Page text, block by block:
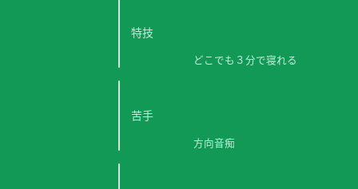
特技
どこでも３分で寝れる
苦手
方向音痴